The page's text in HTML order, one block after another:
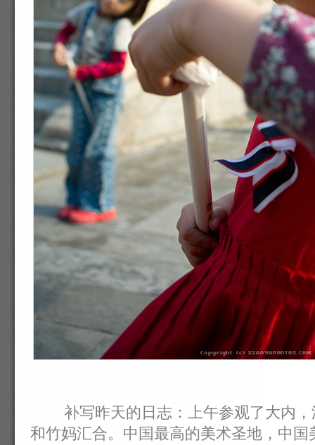
补写昨天的日志：上午参观了大内，
和竹妈汇合。中国最高的美术圣地，中